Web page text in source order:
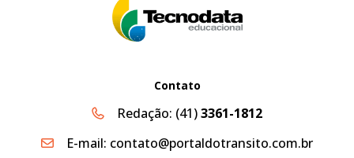
Contato
Redação: (41)3361-1812
E-mail: contato@portaldotransito.com.br